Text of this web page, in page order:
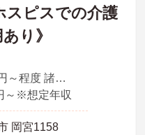
ピスでの介護
り》
月収 27.0万円～程度 諸手当込・夜勤4回/月想定
～※想定年収
岡宮1158